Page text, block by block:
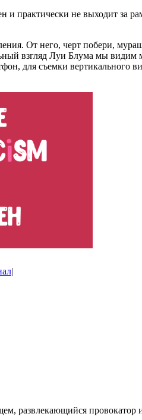
практически не выходит за
От него, черт побери,
взгляд Луи Блума мы видим
для съемки вертикального
|
провокатор